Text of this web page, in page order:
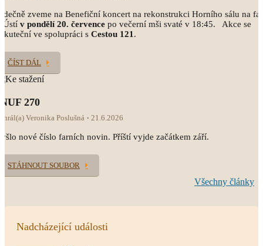
zveme na Benefiční koncert na rekonstrukci Horního sálu na
Ústí v pondělí 20. července po večerní mši svaté v 18:45. Akce se
ve spolupráci s Cestou 121 .
ČÍST DÁL
270
Veronika Poslušná 21.6.2026
nové číslo farních novin. Příští vyjde začátkem září.
STÁHNOUT SOUBOR
Všechny články
Nadcházející události